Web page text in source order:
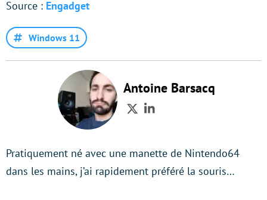
Source : Engadget
Windows 11
Antoine Barsacq
TwitterLinkedIn
Pratiquement né avec une manette de Nintendo64
dans les mains, j’ai rapidement préféré la souris…